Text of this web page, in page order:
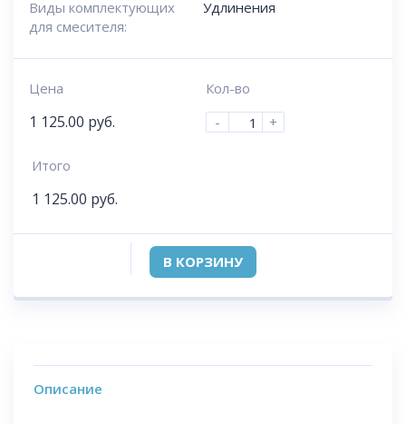
Виды комплектующих
для смесителя:
Удлинения
Цена
1 125.00 руб.
Кол-во
-
+
Итого
1 125.00 руб.
В КОРЗИНУ
Описание